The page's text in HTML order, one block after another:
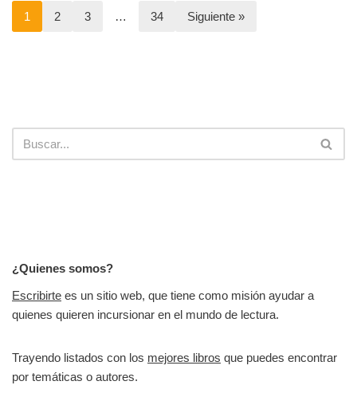
1 2 3 … 34 Siguiente »
¿Quienes somos?
Escribirte es un sitio web, que tiene como misión ayudar a
quienes quieren incursionar en el mundo de lectura.
Trayendo listados con los mejores libros que puedes encontrar
por temáticas o autores.